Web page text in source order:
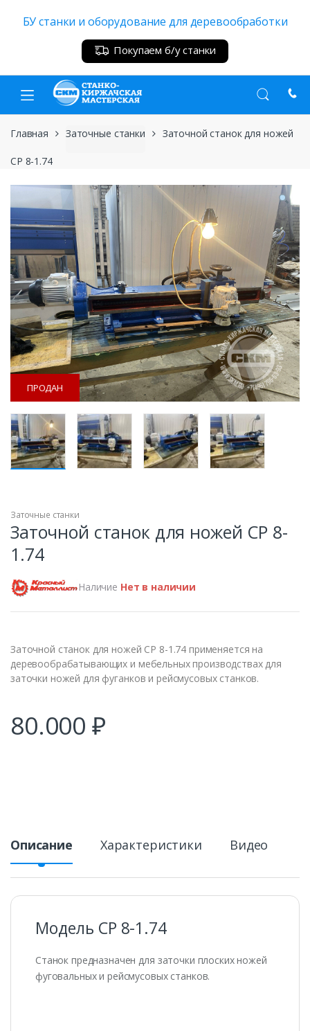
БУ станки и оборудование для деревообработки
Покупаем б/у станки
Главная Заточные станки Заточной станок для ножей
СР 8-1.74
ПРОДАН
ПРОДАН
Заточные станки
Заточной станок для ножей СР 8-
1.74
Наличие Нет в наличии
Заточной станок для ножей СР 8-1.74 применяется на
деревообрабатывающих и мебельных производствах для
заточки ножей для фуганков и рейсмусовых станков.
80.000₽
Описание Характеристики Видео
Модель СР 8-1.74
Станок предназначен для заточки плоских ножей
фуговальных и рейсмусовых станков.